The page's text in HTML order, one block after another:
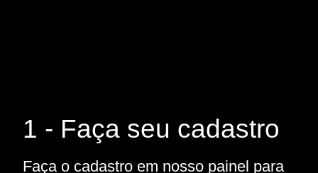
1 - Faça seu cadastro
Faça o cadastro em nosso painel para